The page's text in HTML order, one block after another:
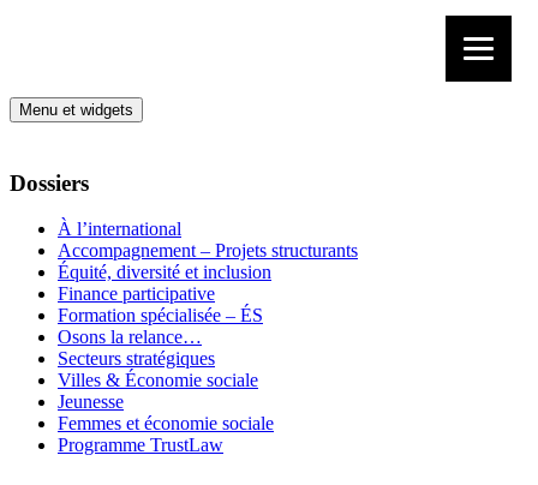
Menu et widgets
Dossiers
À l’international
Accompagnement – Projets structurants
Équité, diversité et inclusion
Finance participative
Formation spécialisée – ÉS
Osons la relance…
Secteurs stratégiques
Villes & Économie sociale
Jeunesse
Femmes et économie sociale
Programme TrustLaw